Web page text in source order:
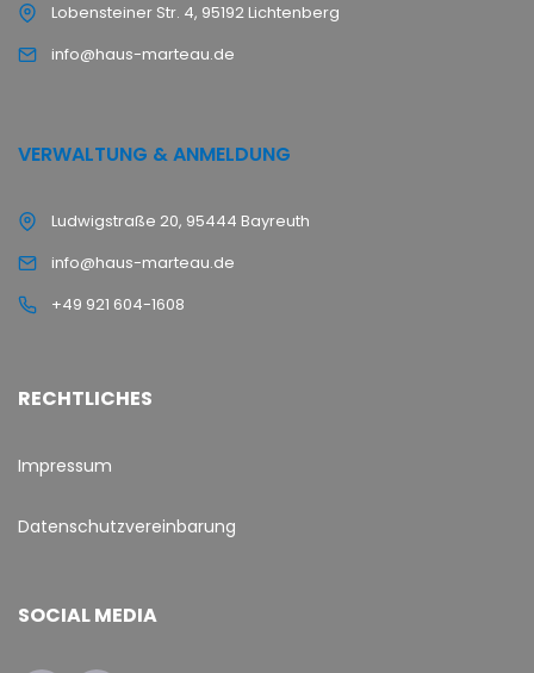
Lobensteiner Str. 4, 95192 Lichtenberg
info@haus-marteau.de
VERWALTUNG & ANMELDUNG
Ludwigstraße 20, 95444 Bayreuth
info@haus-marteau.de
+49 921 604-1608
RECHTLICHES
Impressum
Datenschutzvereinbarung
SOCIAL MEDIA